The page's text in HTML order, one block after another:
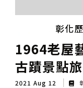
彰化
1964老屋
古蹟景點
2021 Aug 12